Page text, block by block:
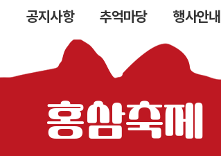
공지사항 추억마당 행사안내
홍삼축제